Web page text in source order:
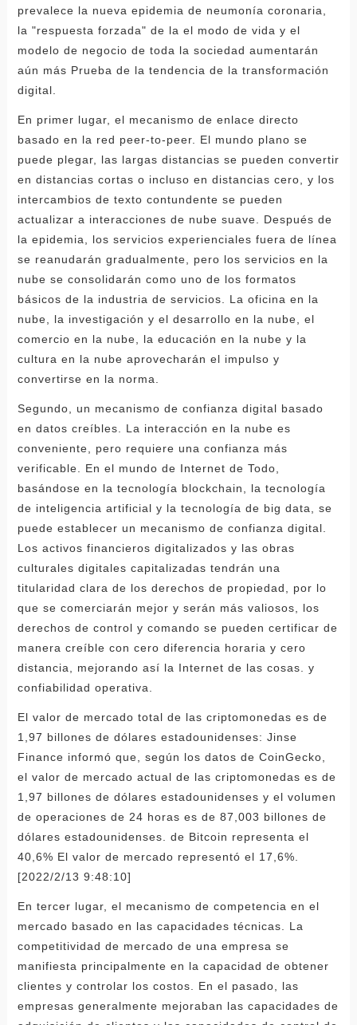
prevalece la nueva epidemia de neumonía coronaria,
la "respuesta forzada" de la el modo de vida y el
modelo de negocio de toda la sociedad aumentarán
aún más Prueba de la tendencia de la transformación
digital.
En primer lugar, el mecanismo de enlace directo
basado en la red peer-to-peer. El mundo plano se
puede plegar, las largas distancias se pueden convertir
en distancias cortas o incluso en distancias cero, y los
intercambios de texto contundente se pueden
actualizar a interacciones de nube suave. Después de
la epidemia, los servicios experienciales fuera de línea
se reanudarán gradualmente, pero los servicios en la
nube se consolidarán como uno de los formatos
básicos de la industria de servicios. La oficina en la
nube, la investigación y el desarrollo en la nube, el
comercio en la nube, la educación en la nube y la
cultura en la nube aprovecharán el impulso y
convertirse en la norma.
Segundo, un mecanismo de confianza digital basado
en datos creíbles. La interacción en la nube es
conveniente, pero requiere una confianza más
verificable. En el mundo de Internet de Todo,
basándose en la tecnología blockchain, la tecnología
de inteligencia artificial y la tecnología de big data, se
puede establecer un mecanismo de confianza digital.
Los activos financieros digitalizados y las obras
culturales digitales capitalizadas tendrán una
titularidad clara de los derechos de propiedad, por lo
que se comerciarán mejor y serán más valiosos, los
derechos de control y comando se pueden certificar de
manera creíble con cero diferencia horaria y cero
distancia, mejorando así la Internet de las cosas. y
confiabilidad operativa.
El valor de mercado total de las criptomonedas es de
1,97 billones de dólares estadounidenses: Jinse
Finance informó que, según los datos de CoinGecko,
el valor de mercado actual de las criptomonedas es de
1,97 billones de dólares estadounidenses y el volumen
de operaciones de 24 horas es de 87,003 billones de
dólares estadounidenses. de Bitcoin representa el
40,6% El valor de mercado representó el 17,6%.
[2022/2/13 9:48:10]
En tercer lugar, el mecanismo de competencia en el
mercado basado en las capacidades técnicas. La
competitividad de mercado de una empresa se
manifiesta principalmente en la capacidad de obtener
clientes y controlar los costos. En el pasado, las
empresas generalmente mejoraban las capacidades de